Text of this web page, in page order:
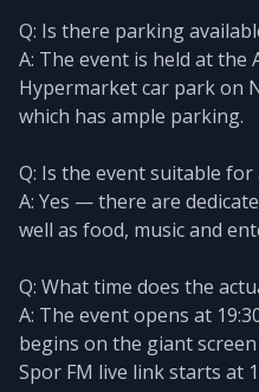
Q: Is there parking
A: The event is held at the
Hypermarket car park on
which has ample parking.
Q: Is the event suitable for
A: Yes — there are
well as food, music and
Q: What time does the
A: The event opens at
begins on the giant
Spor FM live link starts at